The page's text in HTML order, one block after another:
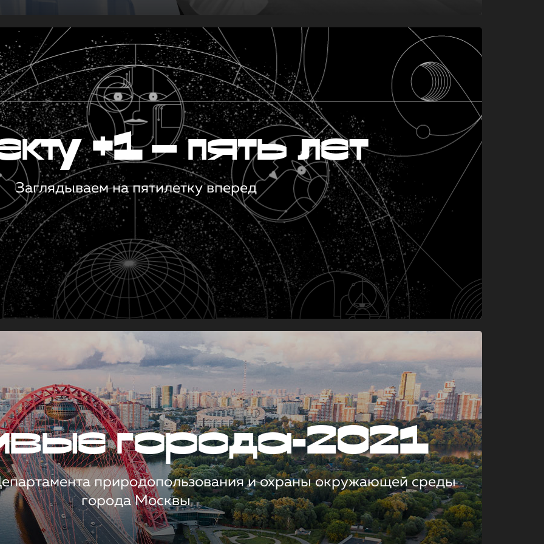
+1 — пять лет
Заглядываем на пятилетку вперед
города-2021
природопользования и охраны окружающей среды
города Москвы